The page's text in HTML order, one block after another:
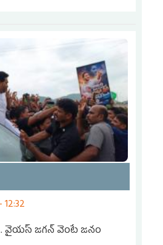
వైయ‌స్‌ జగన్‌ వెంటే జనం